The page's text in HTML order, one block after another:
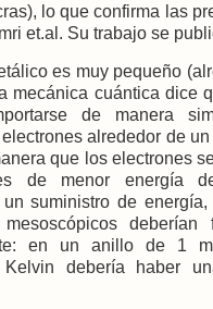
lo que confirma las
et.al. Su trabajo se
es muy pequeño
mecánica cuántica dice
de manera
alrededor de
que los electrones
de menor energía
suministro de
deberían
en un anillo de 1
debería haber